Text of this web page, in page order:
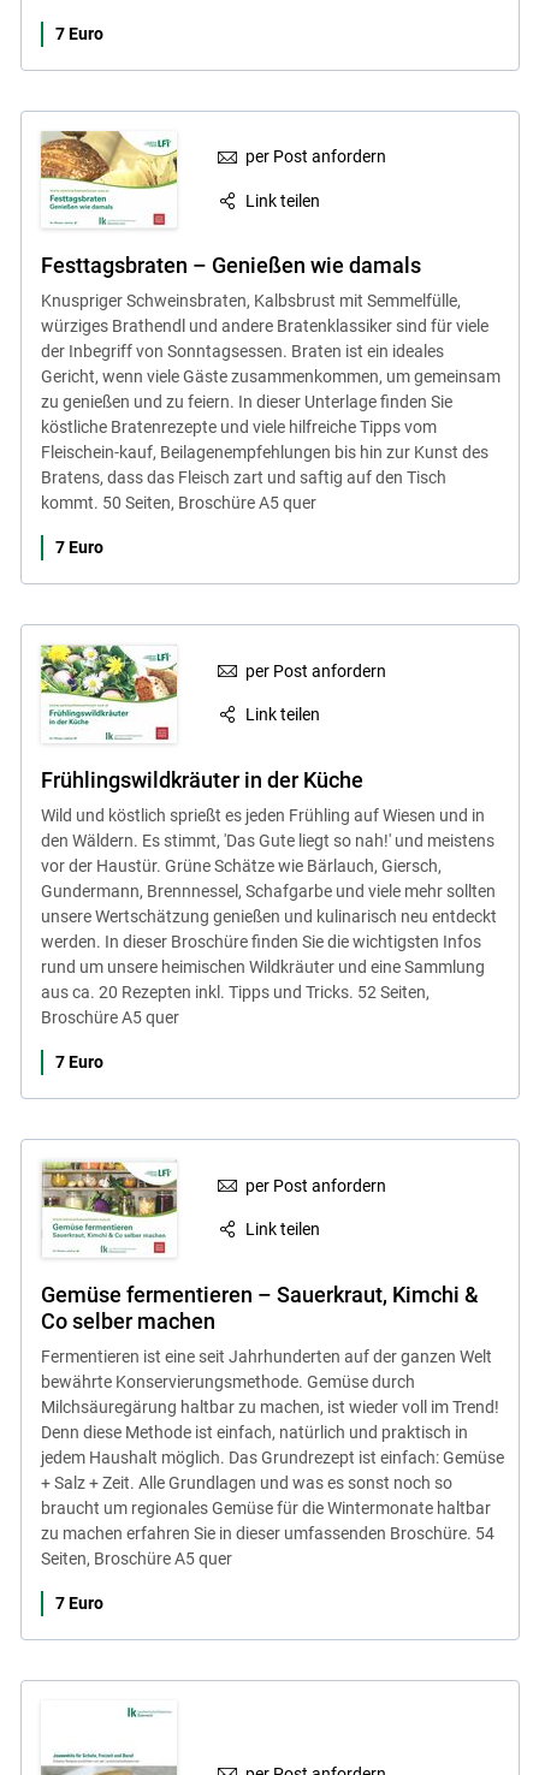
7 Euro
per Post anfordern
Link teilen
Festtagsbraten – Genießen wie damals
Knuspriger Schweinsbraten, Kalbsbrust mit Semmelfülle,
würziges Brathendl und andere Bratenklassiker sind für viele
der Inbegriff von Sonntagsessen. Braten ist ein ideales
Gericht, wenn viele Gäste zusammenkommen, um gemeinsam
zu genießen und zu feiern. In dieser Unterlage finden Sie
köstliche Bratenrezepte und viele hilfreiche Tipps vom
Fleischein-kauf, Beilagenempfehlungen bis hin zur Kunst des
Bratens, dass das Fleisch zart und saftig auf den Tisch
kommt. 50 Seiten, Broschüre A5 quer
7 Euro
per Post anfordern
Link teilen
Frühlingswildkräuter in der Küche
Wild und köstlich sprießt es jeden Frühling auf Wiesen und in
den Wäldern. Es stimmt, 'Das Gute liegt so nah!' und meistens
vor der Haustür. Grüne Schätze wie Bärlauch, Giersch,
Gundermann, Brennnessel, Schafgarbe und viele mehr sollten
unsere Wertschätzung genießen und kulinarisch neu entdeckt
werden. In dieser Broschüre finden Sie die wichtigsten Infos
rund um unsere heimischen Wildkräuter und eine Sammlung
aus ca. 20 Rezepten inkl. Tipps und Tricks. 52 Seiten,
Broschüre A5 quer
7 Euro
per Post anfordern
Link teilen
Gemüse fermentieren – Sauerkraut, Kimchi &
Co selber machen
Fermentieren ist eine seit Jahrhunderten auf der ganzen Welt
bewährte Konservierungsmethode. Gemüse durch
Milchsäuregärung haltbar zu machen, ist wieder voll im Trend!
Denn diese Methode ist einfach, natürlich und praktisch in
jedem Haushalt möglich. Das Grundrezept ist einfach: Gemüse
+ Salz + Zeit. Alle Grundlagen und was es sonst noch so
braucht um regionales Gemüse für die Wintermonate haltbar
zu machen erfahren Sie in dieser umfassenden Broschüre. 54
Seiten, Broschüre A5 quer
7 Euro